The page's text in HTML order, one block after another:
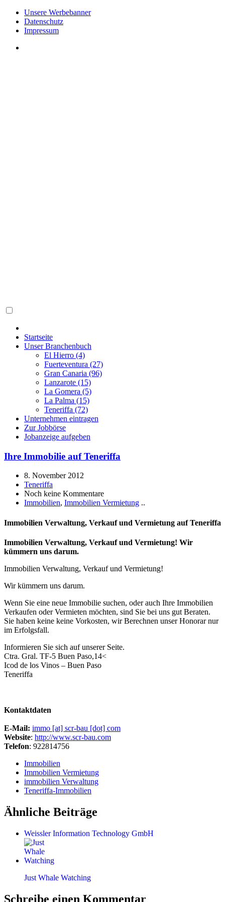
Unsere Werbebanner
Datenschutz
Impressum
Startseite
Unser Branchenbuch
El Hierro (4)
Fuerteventura (27)
Gran Canaria (96)
Lanzarote (15)
La Gomera (5)
La Palma (15)
Teneriffa (72)
Unternehmen eintragen
Zur Jobbörse
Jobanzeige aufgeben
Ihre Immobilie auf Teneriffa
8. November 2012
Teneriffa
Noch keine Kommentare
Immobilien, Immobilien Vermietung ..
Immobilien Verwaltung, Verkauf und Vermietung auf Teneriffa
Immobilien Verwaltung, Verkauf und Vermietung! Wir
kümmern uns darum.
Immobilien Verwaltung, Verkauf und Vermietung!
Wir kümmern uns darum.
Wenn Sie eine neue Immobilie suchen, oder auch Ihre Immobilien
Verkaufen oder Vermieten möchten, sind Sie bei uns gut Beraten.
Sie haben keine keine Vorkosten, wir Berechnen unser Honorar nur
im Erfolgsfall.
Informieren Sie sich auf unserer Seite.
Ctra. Gral. TF-5 Buen Paso,14<
Icod de los Vinos – Buen Paso
Teneriffa
Kontaktdaten
E-Mail: immo [at] scr-bau [dot] com
Website: http://www.scr-bau.com
Telefon: 922814756
Immobilien
Immobilien Vermietung
immobilien Verwaltung
Teneriffa-Immobilien
Ähnliche Beiträge
Weissler Information Technology GmbH
Just Whale Watching
Schreibe einen Kommentar